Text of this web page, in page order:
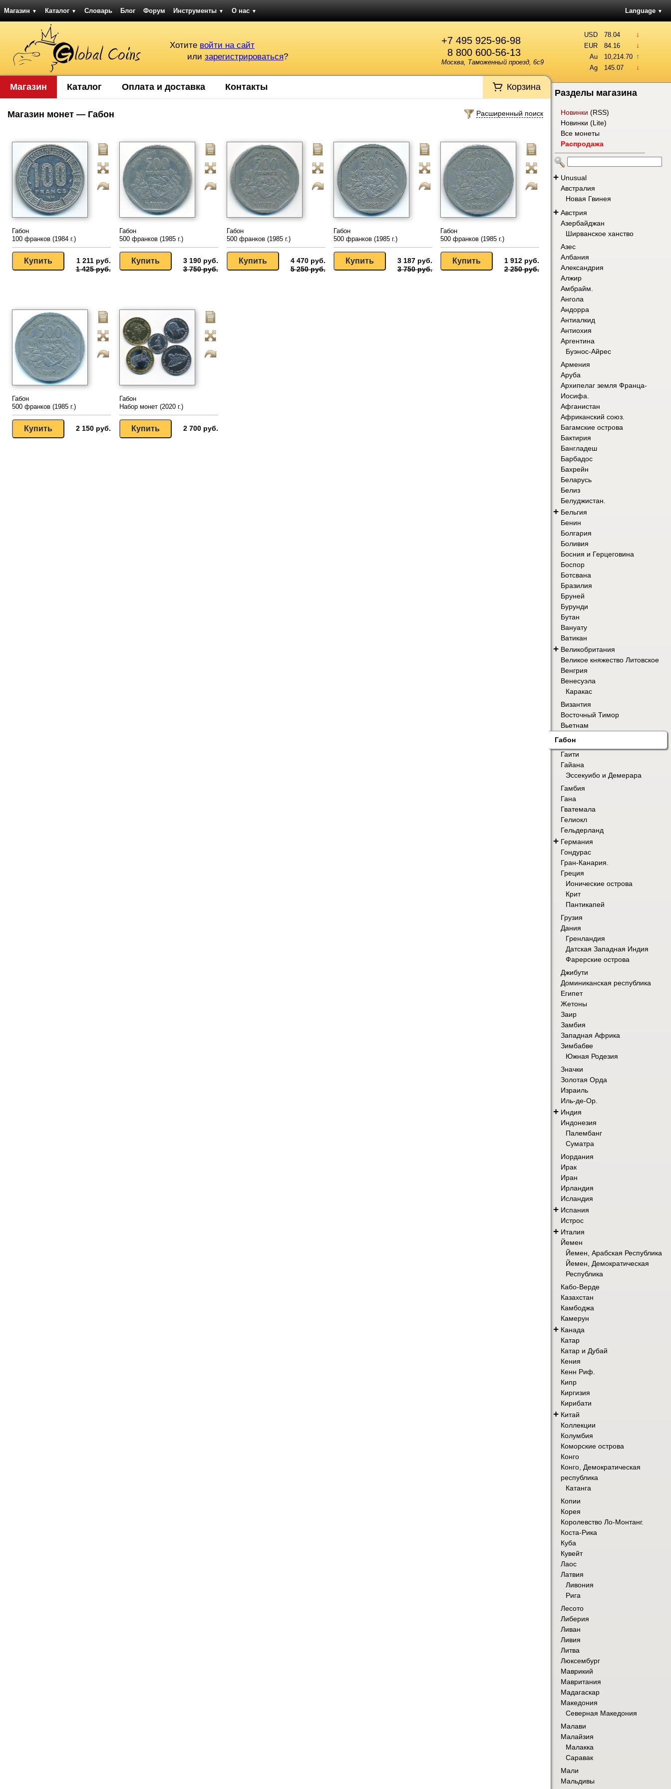
Магазин ▼ Каталог ▼ Словарь Блог Форум Инструменты ▼ О нас ▼ Language ▼
+7 495 925-96-98
8 800 600-56-13
Москва, Таможенный проезд, 6с9
Хотите войти на сайт
или зарегистрироваться?
USD 78.04 ↓
EUR 84.16 ↓
Au 10,214.70 ↑
Ag 145.07 ↓
Магазин Каталог Оплата и доставка Контакты Корзина
Расширенный поиск
Магазин монет — Габон
Габон
100 франков (1984 г.)
1 211 руб.
1 425 руб.
Габон
500 франков (1985 г.)
3 190 руб.
3 750 руб.
Габон
500 франков (1985 г.)
4 470 руб.
5 250 руб.
Габон
500 франков (1985 г.)
3 187 руб.
3 750 руб.
Габон
500 франков (1985 г.)
1 912 руб.
2 250 руб.
Габон
500 франков (1985 г.)
2 150 руб.
Габон
Набор монет (2020 г.)
2 700 руб.
Разделы магазина
Новинки (RSS)
Новинки (Lite)
Все монеты
Распродажа
+ Unusual
Австралия
Новая Гвинея
+ Австрия
Азербайджан
Ширванское ханство
Азес
Албания
Александрия
Алжир
Амбрайм.
Ангола
Андорра
Антиалкид
Антиохия
Аргентина
Буэнос-Айрес
Армения
Аруба
Архипелаг земля Франца-
Иосифа.
Афганистан
Африканский союз.
Багамские острова
Бактирия
Бангладеш
Барбадос
Бахрейн
Беларусь
Белиз
Белуджистан.
+ Бельгия
Бенин
Болгария
Боливия
Босния и Герцеговина
Боспор
Ботсвана
Бразилия
Бруней
Бурунди
Бутан
Вануату
Ватикан
+ Великобритания
Великое княжество Литовское
Венгрия
Венесуэла
Каракас
Византия
Восточный Тимор
Вьетнам
Габон
Гаити
Гайана
Эссекуибо и Демерара
Гамбия
Гана
Гватемала
Гелиокл
Гельдерланд
+ Германия
Гондурас
Гран-Канария.
Греция
Ионические острова
Крит
Пантикапей
Грузия
Дания
Гренландия
Датская Западная Индия
Фарерские острова
Джибути
Доминиканская республика
Египет
Жетоны
Заир
Замбия
Западная Африка
Зимбабве
Южная Родезия
Значки
Золотая Орда
Израиль
Иль-де-Ор.
+ Индия
Индонезия
Палембанг
Суматра
Иордания
Ирак
Иран
Ирландия
Исландия
+ Испания
Истрос
+ Италия
Йемен
Йемен, Арабская Республика
Йемен, Демократическая
Республика
Кабо-Верде
Казахстан
Камбоджа
Камерун
+ Канада
Катар
Катар и Дубай
Кения
Кенн Риф.
Кипр
Киргизия
Кирибати
+ Китай
Коллекции
Колумбия
Коморские острова
Конго
Конго, Демократическая
республика
Катанга
Копии
Корея
Королевство Ло-Монтанг.
Коста-Рика
Куба
Кувейт
Лаос
Латвия
Ливония
Рига
Лесото
Либерия
Ливан
Ливия
Литва
Люксембург
Маврикий
Мавритания
Мадагаскар
Македония
Северная Македония
Малави
Малайзия
Малакка
Саравак
Мали
Мальдивы